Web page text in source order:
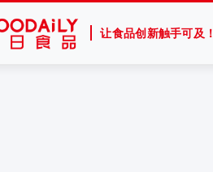
让食品创新触手可及！